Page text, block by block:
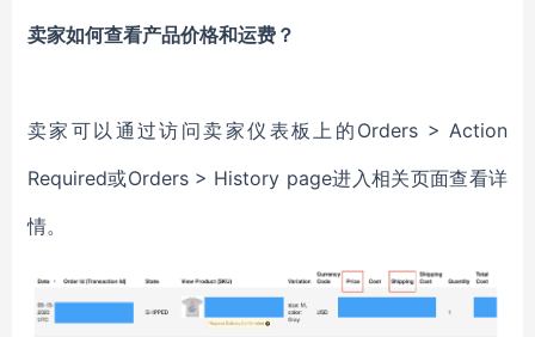
卖家如何查看产品价格和运费？
卖家可以通过访问卖家仪表板上的Orders > Action
Required或Orders > History page进入相关页面查看详
情。